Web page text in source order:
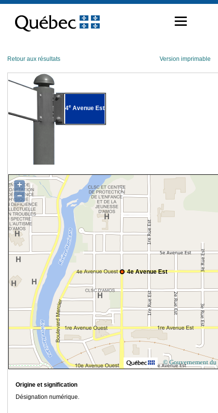
contenu
Retour aux résultats Version imprimable
4e Avenue Est
4e Avenue Est
+
−
© Gouvernement du
Origine et signification
Désignation numérique.